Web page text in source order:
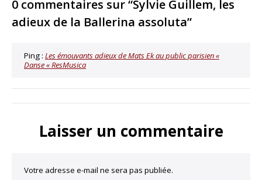
0 commentaires sur “Sylvie Guillem, les
adieux de la Ballerina assoluta”
Ping : Les émouvants adieux de Mats Ek au public parisien «
Danse « ResMusica
Laisser un commentaire
Votre adresse e-mail ne sera pas publiée.